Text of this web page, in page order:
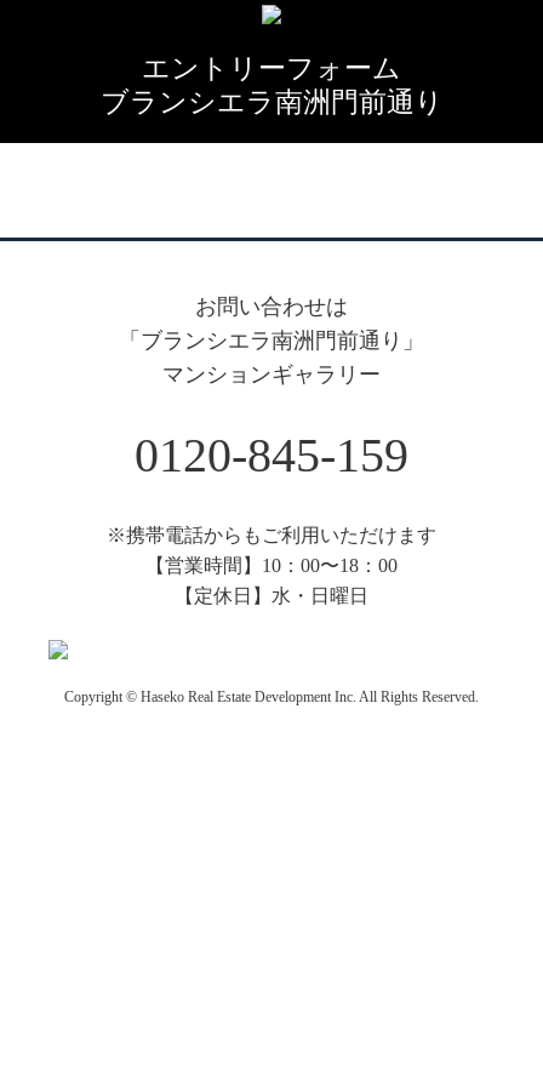
エントリーフォーム
ブランシエラ南洲門前通り
お問い合わせは
「ブランシエラ南洲門前通り」
マンションギャラリー
0120-845-159
※携帯電話からもご利⽤いただけます
【営業時間】10：00〜18：00
【定休日】水・日曜日
Copyright © Haseko Real Estate Development Inc. All Rights Reserved.